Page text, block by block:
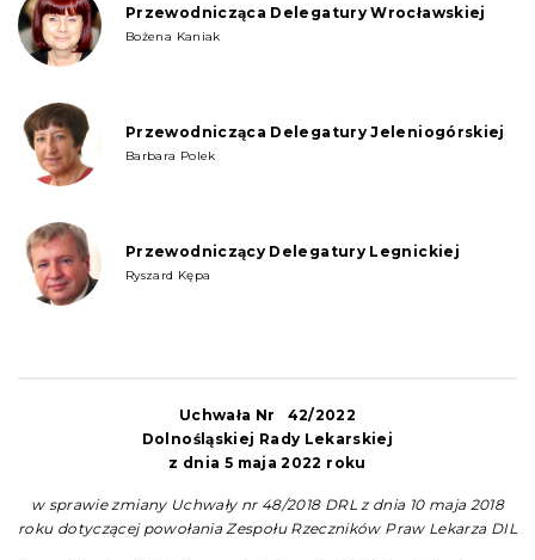
Przewodnicząca Delegatury Wrocławskiej
Bożena Kaniak
Przewodnicząca Delegatury Jeleniogórskiej
Barbara Polek
Przewodniczący Delegatury Legnickiej
Ryszard Kępa
Uchwała Nr 42/2022
Dolnośląskiej Rady Lekarskiej
z dnia 5 maja 2022 roku
w sprawie zmiany Uchwały nr 48/2018 DRL z dnia 10 maja 2018
roku dotyczącej powołania Zespołu Rzeczników Praw Lekarza DIL